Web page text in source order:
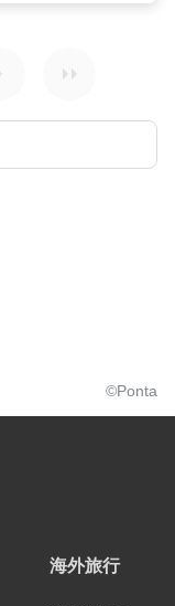
©Ponta
海外旅行